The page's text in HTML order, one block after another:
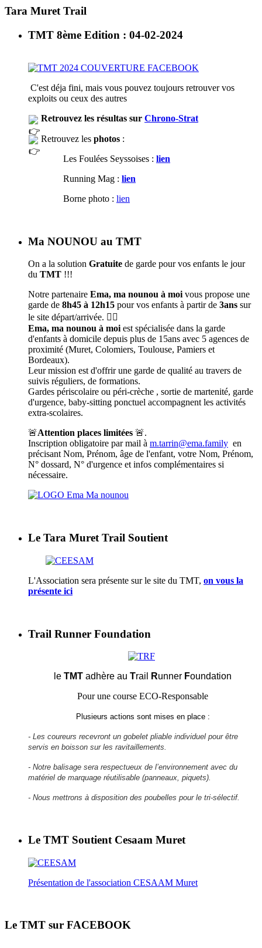
Tara Muret Trail
TMT 8ème Edition : 04-02-2024
C'est déja fini, mais vous pouvez toujours retrouver vos
exploits ou ceux des autres
Retrouvez les résultas sur Chrono-Strat
Retrouvez les photos :
Les Foulées Seyssoises : lien
Running Mag : lien
Borne photo : lien
Ma NOUNOU au TMT
On a la solution Gratuite de garde pour vos enfants le jour
du TMT !!!
Notre partenaire Ema, ma nounou à moivous propose une
garde de 8h45 à 12h15 pour vos enfants à partir de 3ans sur
le site départ/arrivée. 🦹‍♀️
Ema, ma nounou à moiest spécialisée dans la garde
d'enfants à domicile depuis plus de 15ans avec 5 agences de
proximité (Muret, Colomiers, Toulouse, Pamiers et
Bordeaux).
Leur mission est d'offrir une garde de qualité au travers de
suivis réguliers, de formations.
Gardes périscolaire ou péri-crèche , sortie de martenité, garde
d'urgence, baby-sitting ponctuel accompagnent les activités
extra-scolaires.
🚨Attention places limitées 🚨.
Inscription obligatoire par mail à m.tarrin@ema.family en
précisant Nom, Prénom, âge de l'enfant, votre Nom, Prénom,
N° dossard, N° d'urgence et infos complémentaires si
nécessaire.
Le Tara Muret Trail Soutient
L'Association sera présente sur le site du TMT, on vous la
présente ici
Trail Runner Foundation
le TMT adhère au Trail Runner Foundation
Pour une course ECO-Responsable
Plusieurs actions sont mises en place :
- Les coureurs recevront un gobelet pliable individuel pour être
servis en boisson sur les ravitaillements.
- Notre balisage sera respectueux de l’environnement avec du
matériel de marquage réutilisable (panneaux, piquets).
- Nous mettrons à disposition des poubelles pour le tri-sélectif.
Le TMT Soutient Cesaam Muret
Présentation de l'association CESAAM Muret
Le TMT sur FACEBOOK